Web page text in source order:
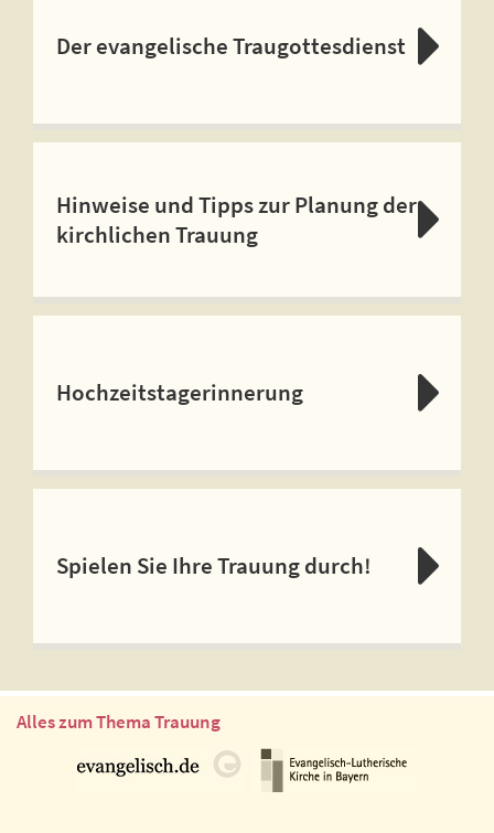
Der evangelische Traugottesdienst
Hinweise und Tipps zur Planung der
kirchlichen Trauung
Hochzeitstagerinnerung
Spielen Sie Ihre Trauung durch!
Alles zum Thema Trauung